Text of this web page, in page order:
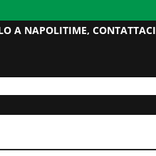
A NAPOLITIME, CONTATTACI